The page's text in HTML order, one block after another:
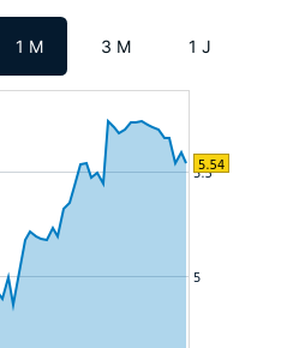
1 M 3 M 1 J